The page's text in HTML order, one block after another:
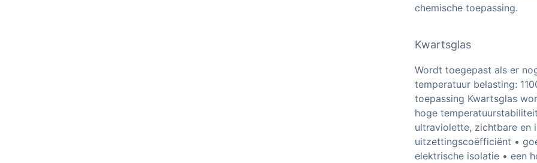
chemische toepassing.
Kwartsglas
Wordt toegepast als er
temperatuur belasting:
toepassing Kwartsglas
hoge
ultraviolette, zichtbare en
uitzettingscoëfficiënt •
elektrische isolatie • een